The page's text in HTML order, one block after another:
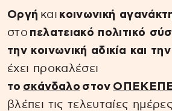
Οργή και κοινωνική
στο πελατειακό πολιτικό
την κοινωνική αδικία και
έχει προκαλέσει
το σκάνδαλο στον
βλέπει τις τελευταίες